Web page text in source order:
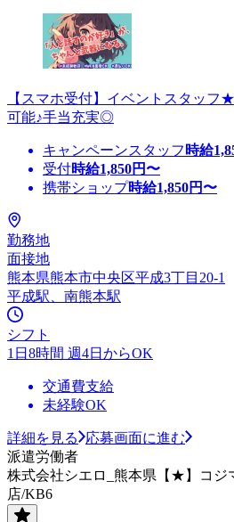
【スマホ受付】イベントスタッフ
可能♪手当充実◎
キャンペーンスタッフ 時給
受付時給1,850円〜
携帯ショップ時給1,850円〜
勤務地
面接地
熊本県熊本市中央区平成3丁目20-1
平成駅、南熊本駅
シフト
1日8時間 週4日からOK
交通費支給
未経験OK
詳細を見る
応募画面に進む
派遣労働者
株式会社シエロ_熊本県【★】コジ
店/KB6